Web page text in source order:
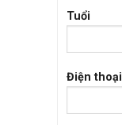
Tuổi
Điện thoại